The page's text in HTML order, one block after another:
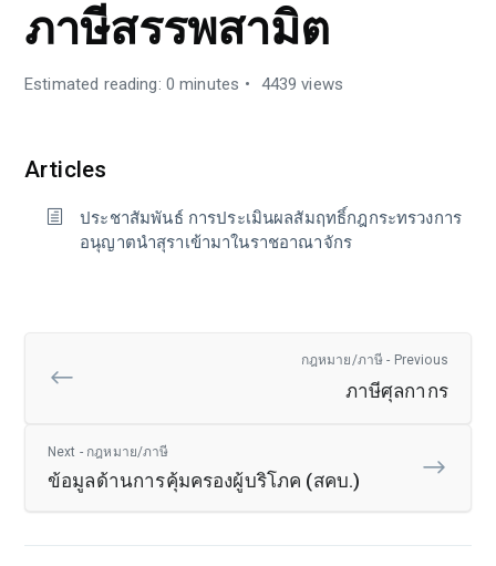
ภาษีสรรพสามิต
Estimated reading: 0 minutes 4439 views
Articles
ประชาสัมพันธ์ การประเมินผลสัมฤทธิ์กฎกระทรวงการ
อนุญาตนำสุราเข้ามาในราชอาณาจักร
กฎหมาย/ภาษี - Previous
ภาษีศุลกากร
Next - กฎหมาย/ภาษี
ข้อมูลด้านการคุ้มครองผู้บริโภค (สคบ.)